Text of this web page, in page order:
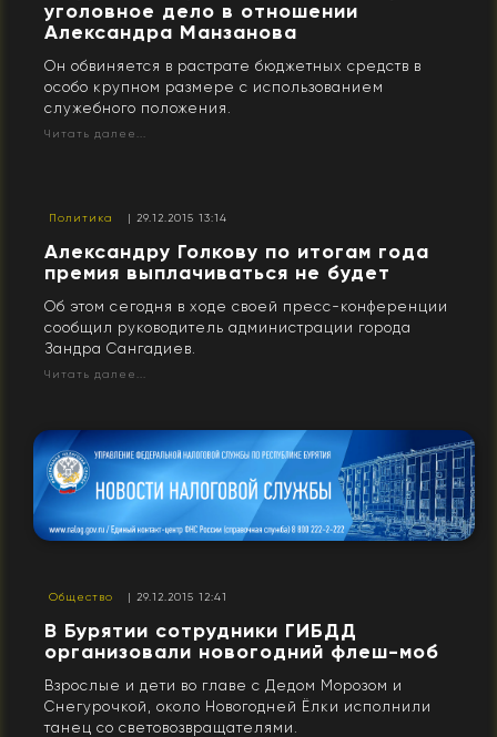
уголовное дело в отношении
Александра Манзанова
Он обвиняется в растрате бюджетных средств в
особо крупном размере с использованием
служебного положения.
Читать далее...
Политика | 29.12.2015 13:14
Александру Голкову по итогам года
премия выплачиваться не будет
Об этом сегодня в ходе своей пресс-конференции
сообщил руководитель администрации города
Зандра Сангадиев.
Читать далее...
Общество | 29.12.2015 12:41
В Бурятии сотрудники ГИБДД
организовали новогодний флеш-моб
Взрослые и дети во главе с Дедом Морозом и
Снегурочкой, около Новогодней Ёлки исполнили
танец со световозвращателями.